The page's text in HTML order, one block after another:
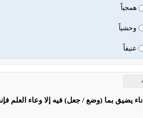
همجياً
وحشياً
عنيفاً
يضيق بما (وضع / جعل) فيه إلا وعاء العلم